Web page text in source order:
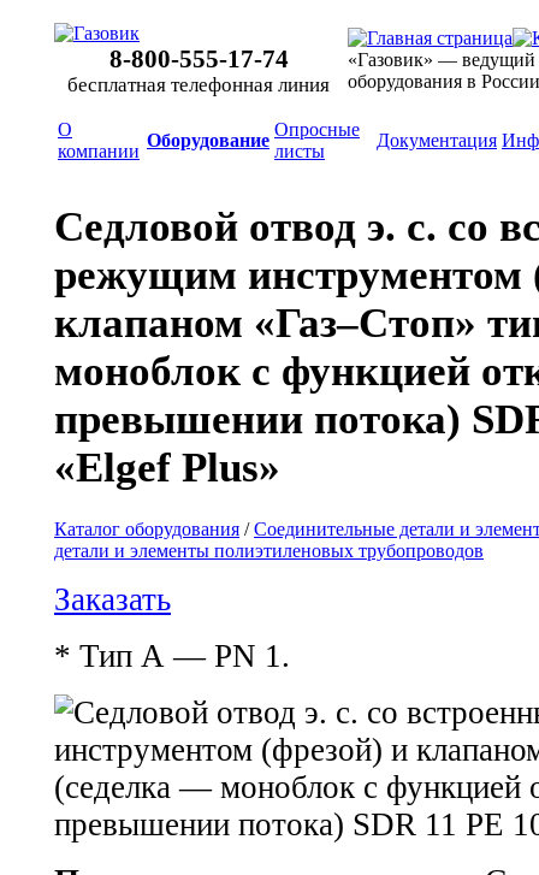
8-800-555-17-74
бесплатная телефонная линия
«Газовик» — ведущий
оборудования в России
О
компании
Оборудование
Опросные
листы
Документация
Седловой отвод э. с. со
режущим инструментом
клапаном «Газ–Стоп»
моноблок с функцией
превышении потока)
«Elgef Plus»
Каталог оборудования /Соединительные детали и
детали и элементы полиэтиленовых трубопроводов
Заказать
* Тип А — PN 1.